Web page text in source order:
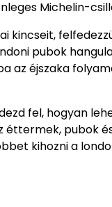
Michelin-
kincseit,
pubok
éjszaka
fel, hogyan
pubok
kihozni a